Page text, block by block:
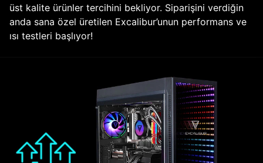
üst kalite ürünler tercihini bekliyor. Siparişini verdiğin
anda sana özel üretilen Excalibur’unun performans ve
ısı testleri başlıyor!